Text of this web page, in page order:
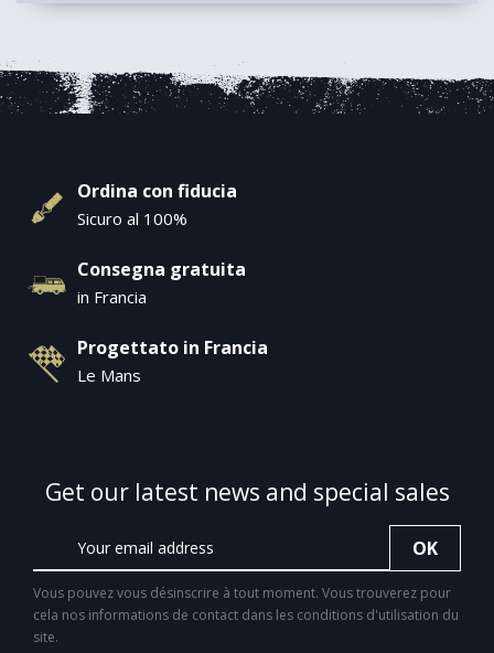
Ordina con fiducia
Sicuro al 100%
Consegna gratuita
in Francia
Progettato in Francia
Le Mans
Get our latest news and special sales
Vous pouvez vous désinscrire à tout moment. Vous trouverez pour
cela nos informations de contact dans les conditions d'utilisation du
site.